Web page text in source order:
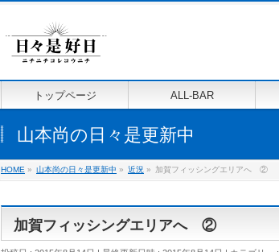
トップページ ALL-BAR
山本尚の日々是更新中
HOME » 山本尚の日々是更新中 » 近況 » 加賀フィッシングエリアへ ②
加賀フィッシングエリアへ ②